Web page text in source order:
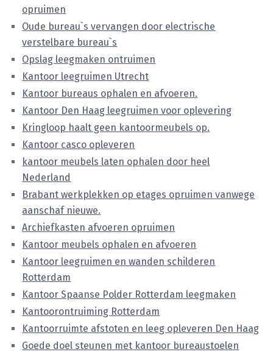
opruimen
Oude bureau`s vervangen door electrische
verstelbare bureau`s
Opslag leegmaken ontruimen
Kantoor leegruimen Utrecht
Kantoor bureaus ophalen en afvoeren.
Kantoor Den Haag leegruimen voor oplevering
Kringloop haalt geen kantoormeubels op.
Kantoor casco opleveren
kantoor meubels laten ophalen door heel
Nederland
Brabant werkplekken op etages opruimen vanwege
aanschaf nieuwe.
Archiefkasten afvoeren opruimen
Kantoor meubels ophalen en afvoeren
Kantoor leegruimen en wanden schilderen
Rotterdam
Kantoor Spaanse Polder Rotterdam leegmaken
Kantoorontruiming Rotterdam
Kantoorruimte afstoten en leeg opleveren Den Haag
Goede doel steunen met kantoor bureaustoelen